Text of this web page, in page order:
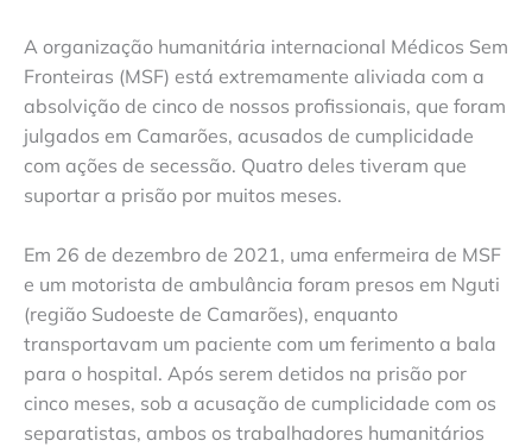
A organização humanitária internacional Médicos Sem
Fronteiras (MSF) está extremamente aliviada com a
absolvição de cinco de nossos profissionais, que foram
julgados em Camarões, acusados de cumplicidade
com ações de secessão. Quatro deles tiveram que
suportar a prisão por muitos meses.
Em 26 de dezembro de 2021, uma enfermeira de MSF
e um motorista de ambulância foram presos em Nguti
(região Sudoeste de Camarões), enquanto
transportavam um paciente com um ferimento a bala
para o hospital. Após serem detidos na prisão por
cinco meses, sob a acusação de cumplicidade com os
separatistas, ambos os trabalhadores humanitários